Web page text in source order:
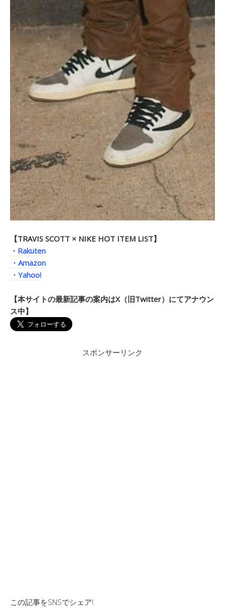
【TRAVIS SCOTT × NIKE HOT ITEM LIST】
・Rakuten
・Amazon
・Yahoo!
【本サイトの最新記事の案内はX（旧Twitter）にてアナウン
ス中】
スポンサーリンク
この記事をSNSでシェア!